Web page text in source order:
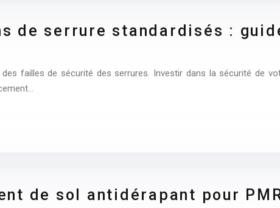
de serrure standardisés :
failles de sécurité des serrures. Investir dans la sécurité de
de sol antidérapant pour